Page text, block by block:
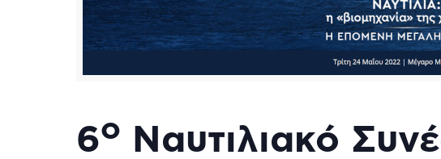
6ο Ναυτιλιακό